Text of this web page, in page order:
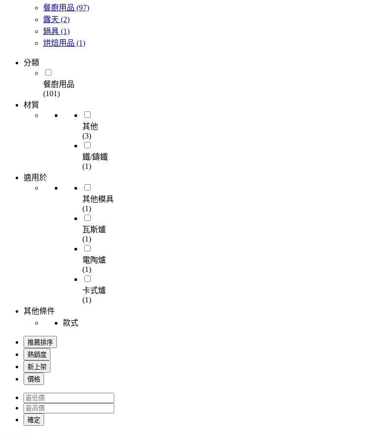
餐廚用品 (97)
露天 (2)
鍋具 (1)
烘焙用品 (1)
分類
餐廚用品
(101)
材質
其他
(3)
鐵/鑄鐵
(1)
適用於
其他模具
(1)
瓦斯爐
(1)
電陶爐
(1)
卡式爐
(1)
其他條件
款式
推薦排序
熱銷度
新上架
價格
確定